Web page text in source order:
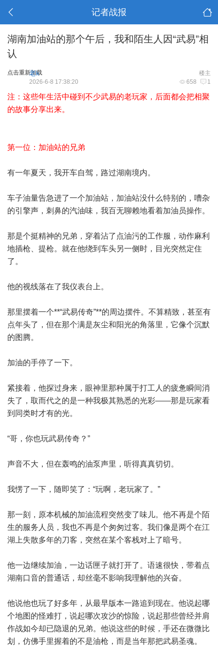
记者战报
湖南加油站的那个午后，我和陌生人因“武易”相
认
点击重新加载 楼主
老k
658 1
2026-6-8 17:38:20
注：这些年生活中碰到不少武易的老玩家，后面都会把相聚
的故事分享出来。
第一位：加油站的兄弟
有一年夏天，我开车自驾，路过湖南境内。
车子油量告急进了一个加油站，加油站没什么特别的，嘈杂
的引擎声，刺鼻的汽油味，我百无聊赖地看着加油员操作。
那是个挺精神的兄弟，穿着沾了点油污的工作服，动作麻利
地插枪、提枪。就在他绕到车头另一侧时，目光突然定住
了。
他的视线落在了我仪表台上。
那里摆着一个**“武易传奇”**的周边摆件。不算精致，甚至有
点年头了，但在那个满是灰尘和阳光的角落里，它像个沉默
的图腾。
加油的手停了一下。
紧接着，他探过身来，眼神里那种属于打工人的疲惫瞬间消
失了，取而代之的是一种我极其熟悉的光彩——那是玩家看
到同类时才有的光。
“哥，你也玩武易传奇？”
声音不大，但在轰鸣的油泵声里，听得真真切切。
我愣了一下，随即笑了：“玩啊，老玩家了。”
那一刻，原本机械的加油流程突然变了味儿。他不再是个陌
生的服务人员，我也不再是个匆匆过客。我们像是两个在江
湖上失散多年的刀客，突然在某个客栈对上了暗号。
他一边继续加油，一边话匣子就打开了。语速很快，带着点
湖南口音的普通话，却丝毫不影响我理解他的兴奋。
他说他也玩了好多年，从最早版本一路追到现在。他说起哪
个地图的怪难打，说起哪次攻沙的惊险，说起那些曾经并肩
作战如今却已隐退的兄弟。他说这些的时候，手还在微微比
划，仿佛手里握着的不是油枪，而是当年那把武易圣魂。